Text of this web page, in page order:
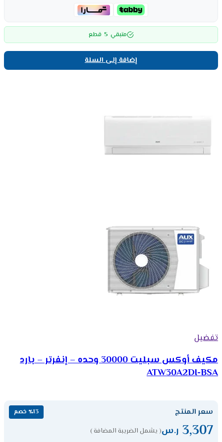
متبقي 5 قطع
إضافة إلى السلة
تفضيل
مكيف أوكس سبلیت 30000 وحده – إنفرتر – بارد
ATW30A2DI-BSA
سعر المنتج ٪13 خصم
3,307 ر.س( يشمل الضريبة المضافة )